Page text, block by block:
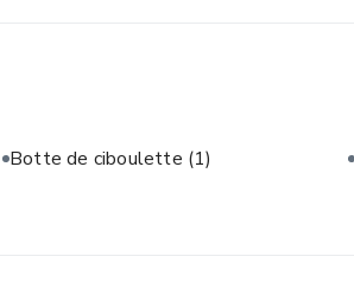
Botte de ciboulette (1)